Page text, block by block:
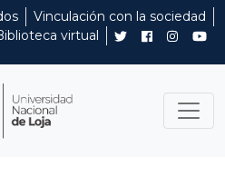
Vinculación con la sociedad
virtual